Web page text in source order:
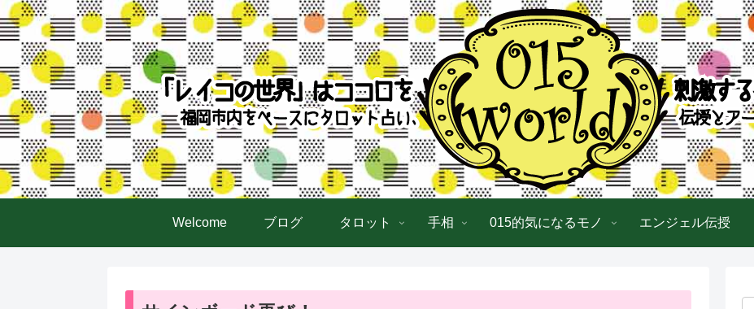
Welcome ブログ タロット 手相 015的気になるモノ エンジェル伝授